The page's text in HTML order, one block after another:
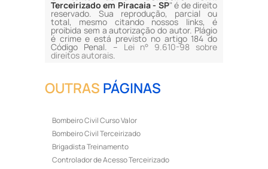
Terceirizado em Piracaia - SP" é de direito
reservado. Sua reprodução, parcial ou
total, mesmo citando nossos links, é
proibida sem a autorização do autor. Plágio
é crime e está previsto no artigo 184 do
Código Penal. – Lei n° 9.610-98 sobre
direitos autorais.
OUTRAS PÁGINAS
Bombeiro Civil Curso Valor
Bombeiro Civil Terceirizado
Brigadista Treinamento
Controlador de Acesso Terceirizado